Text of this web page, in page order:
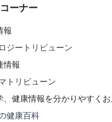
ーナー
報
ジートリビューン
情報
トリビューン
、健康情報を分かりやすく
健康百科